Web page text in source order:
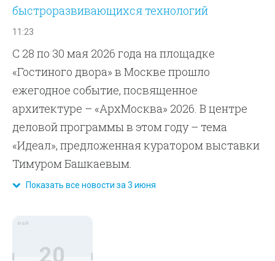
быстроразвивающихся технологий
11:23
С 28 по 30 мая 2026 года на площадке
«Гостиного двора» в Москве прошло
ежегодное событие, посвященное
архитектуре – «АрхМосква» 2026. В центре
деловой программы в этом году – тема
«Идеал», предложенная куратором выставки
Тимуром Башкаевым.
Показать все новости за 3 июня
май
20